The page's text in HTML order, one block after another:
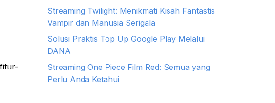
Streaming Twilight: Menikmati Kisah Fantastis
Vampir dan Manusia Serigala
Solusi Praktis Top Up Google Play Melalui
DANA
Streaming One Piece Film Red: Semua yang
Perlu Anda Ketahui